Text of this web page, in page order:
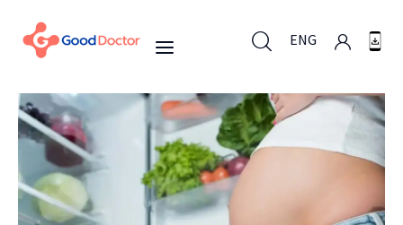
ENG
Untuk Bisnis